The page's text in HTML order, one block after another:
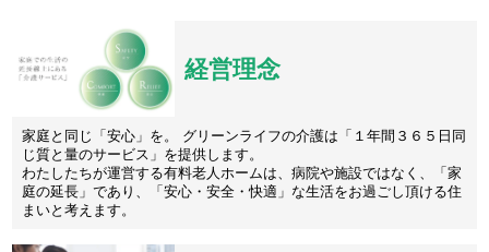
経営理念
家庭と同じ「安心」を。 グリーンライフの介護は「１年間３６５日同
じ質と量のサービス」を提供します。
わたしたちが運営する有料老人ホームは、病院や施設ではなく、「家
庭の延長」であり、「安心・安全・快適」な生活をお過ごし頂ける住
まいと考えます。